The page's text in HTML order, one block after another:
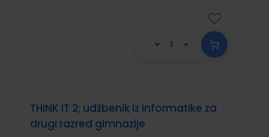
THINK IT 2; udžbenik iz informatike za
drugi razred gimnazije